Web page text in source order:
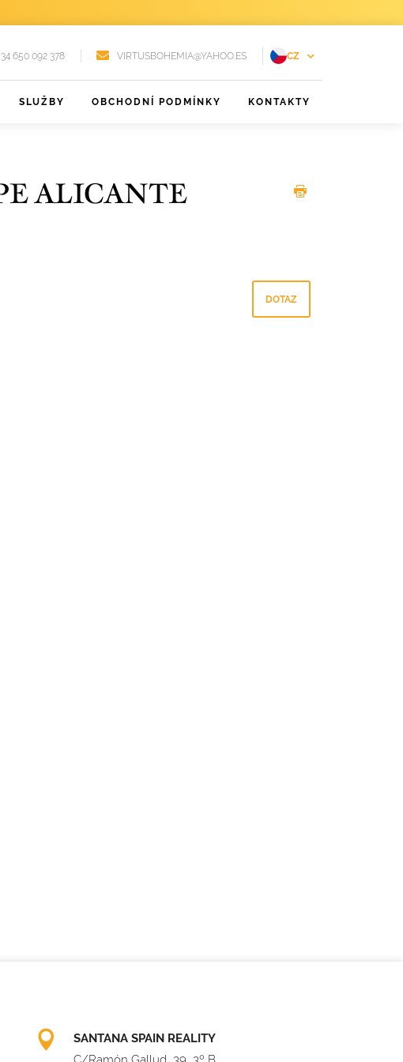
650 092 378 VIRTUSBOHEMIA@YAHOO.ES CZ
RU
SLUŽBY OBCHODNÍ PODMÍNKY KONTAKTY
ALICANTE
DOTAZ
SANTANA SPAIN REALITY